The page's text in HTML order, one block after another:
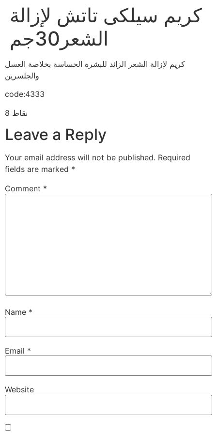
كريم سيلكى تاتش لإزالة
الشعر30جم
كريم لإزالة الشعر الزائد للبشرة الحساسة بخلاصة العسل
والجلسرين
code:4333
8 نقاط
Leave a Reply
Your email address will not be published. Required
fields are marked *
Comment *
Name *
Email *
Website